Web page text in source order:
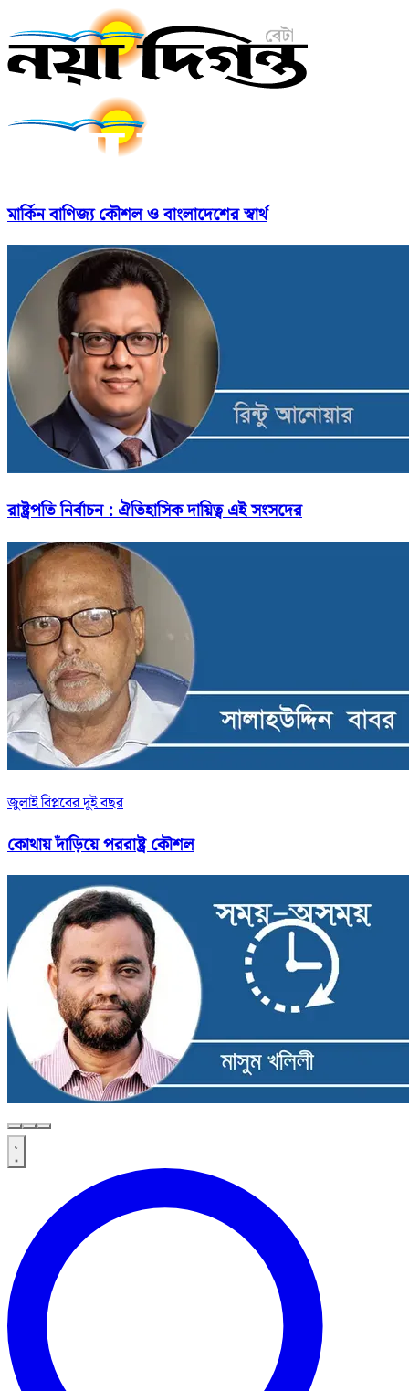
মার্কিন বাণিজ্য কৌশল ও বাংলাদেশের স্বার্থ
রাষ্ট্রপতি নির্বাচন : ঐতিহাসিক দায়িত্ব এই সংসদের
জুলাই বিপ্লবের দুই বছর
কোথায় দাঁড়িয়ে পররাষ্ট্র কৌশল